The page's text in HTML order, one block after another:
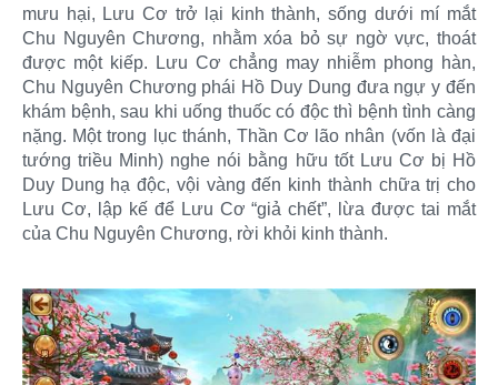
mưu hại, Lưu Cơ trở lại kinh thành, sống dưới mí mắt
Chu Nguyên Chương, nhằm xóa bỏ sự ngờ vực, thoát
được một kiếp. Lưu Cơ chẳng may nhiễm phong hàn,
Chu Nguyên Chương phái Hồ Duy Dung đưa ngự y đến
khám bệnh, sau khi uống thuốc có độc thì bệnh tình càng
nặng. Một trong lục thánh, Thần Cơ lão nhân (vốn là đại
tướng triều Minh) nghe nói bằng hữu tốt Lưu Cơ bị Hồ
Duy Dung hạ độc, vội vàng đến kinh thành chữa trị cho
Lưu Cơ, lập kế để Lưu Cơ “giả chết”, lừa được tai mắt
của Chu Nguyên Chương, rời khỏi kinh thành.